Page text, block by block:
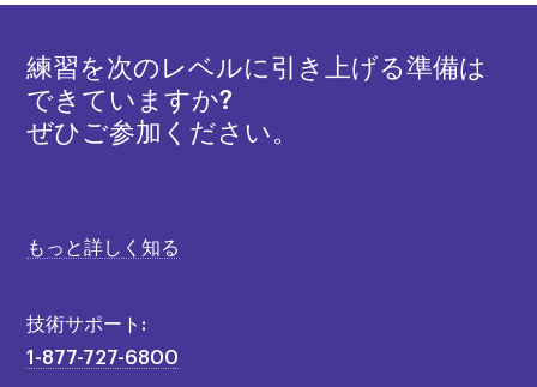
練習を次のレベルに引き上げる準備は
できていますか?
ぜひご参加ください。
もっと詳しく知る
技術サポート:
1-877-727-6800